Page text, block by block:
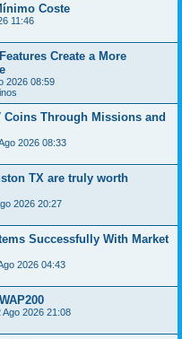
Coste
11:46
Create a More
2026 08:59
Coins Through Missions and
2026 08:33
TX are truly worth
2026 20:27
Successfully With Market
2026 04:43
Ago 2026 21:08